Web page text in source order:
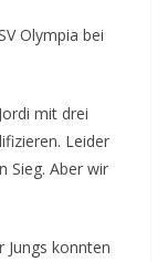
Olympia bei
mit drei
Leider
Sieg. Aber wir
Jungs konnten